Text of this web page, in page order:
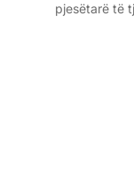
pjesëtarë të